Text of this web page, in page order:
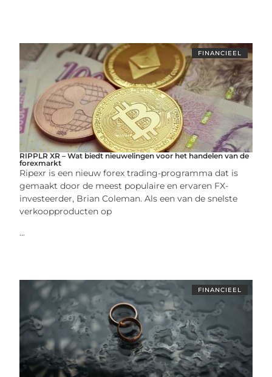
FINANCIEEL
RIPPLR XR – Wat biedt nieuwelingen voor het handelen van de
forexmarkt
Ripexr is een nieuw forex trading-programma dat is
gemaakt door de meest populaire en ervaren FX-
investeerder, Brian Coleman. Als een van de snelste
verkoopproducten op
...
FINANCIEEL